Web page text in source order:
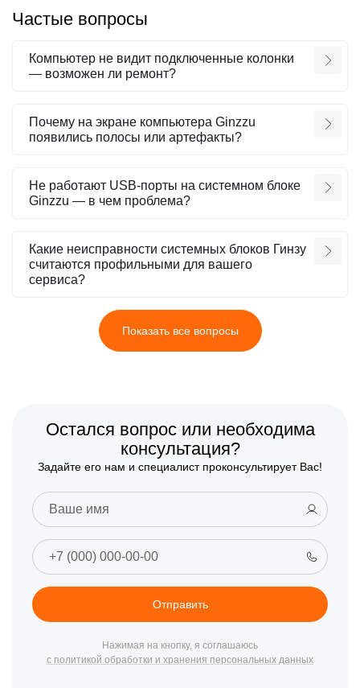
Частые вопросы
Компьютер не видит подключенные колонки
— возможен ли ремонт?
Почему на экране компьютера Ginzzu
появились полосы или артефакты?
Не работают USB-порты на системном блоке
Ginzzu — в чем проблема?
Какие неисправности системных блоков Гинзу
считаются профильными для вашего
сервиса?
Показать все вопросы
Остался вопрос или необходима
консультация?
Задайте его нам и специалист проконсультирует Вас!
Отправить
Нажимая на кнопку, я соглашаюсь
с политикой обработки и хранения персональных данных